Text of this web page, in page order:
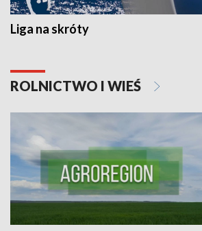
Liga na skróty
ROLNICTWO I WIEŚ